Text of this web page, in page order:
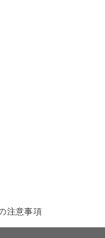
注意事項